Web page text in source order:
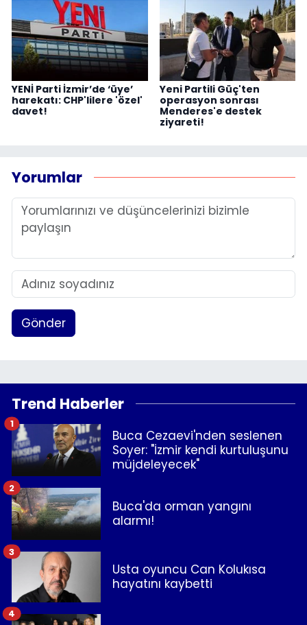
YENİ Parti İzmir’de ‘üye’
harekatı: CHP'lilere 'özel'
davet!
Yeni Partili Güç'ten
operasyon sonrası
Menderes'e destek
ziyareti!
Yorumlar
Gönder
Trend Haberler
Buca Cezaevi'nden seslenen
Soyer: "İzmir kendi kurtuluşunu
müjdeleyecek"
1
Buca'da orman yangını
alarmı!
2
Usta oyuncu Can Kolukısa
hayatını kaybetti
3
4